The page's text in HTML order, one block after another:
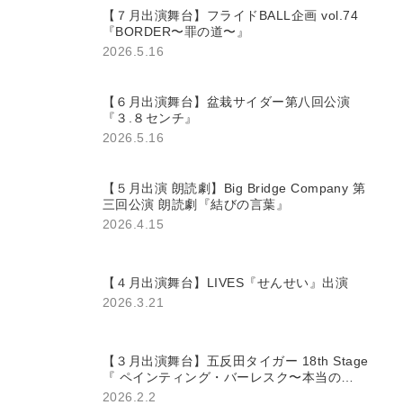
【７月出演舞台】フライドBALL企画 vol.74
『BORDER〜罪の道〜』
2026.5.16
【６月出演舞台】盆栽サイダー第八回公演
『３.８センチ』
2026.5.16
【５月出演 朗読劇】Big Bridge Company 第
三回公演 朗読劇『結びの言葉』
2026.4.15
【４月出演舞台】LIVES『せんせい』出演
2026.3.21
【３月出演舞台】五反⽥タイガー 18th Stage
『 ペインティング・バーレスク〜本当の
私〜』
2026.2.2